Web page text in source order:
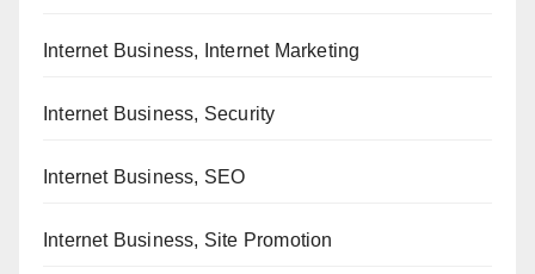
Internet Business, Internet Marketing
Internet Business, Security
Internet Business, SEO
Internet Business, Site Promotion